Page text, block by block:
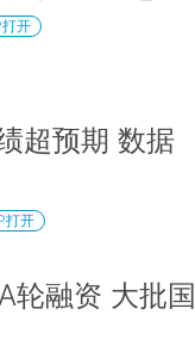
开
超预期 数据
打开
轮融资 大批国